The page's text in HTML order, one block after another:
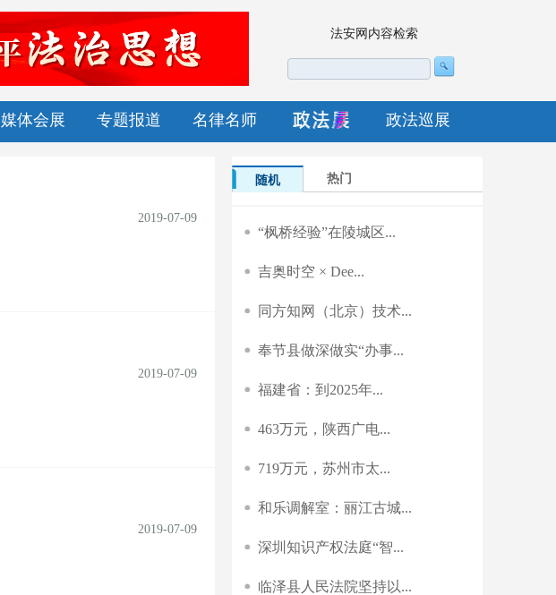
法安网内容检索
媒体会展 专题报道 名律名师 政法巡展
2019-07-09
2019-07-09
2019-07-09
随机 热门
“枫桥经验”在陵城区...
吉奥时空 × Dee...
同方知网（北京）技术...
奉节县做深做实“办事...
福建省：到2025年...
463万元，陕西广电...
719万元，苏州市太...
和乐调解室：丽江古城...
深圳知识产权法庭“智...
临泽县人民法院坚持以...